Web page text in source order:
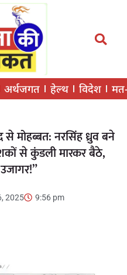
अर्थजगत हेल्थ विदेश
से मोहब्बत: नरसिंह ध्रुव बने
से कुंडली मारकर बैठे,
2025
9:56 pm